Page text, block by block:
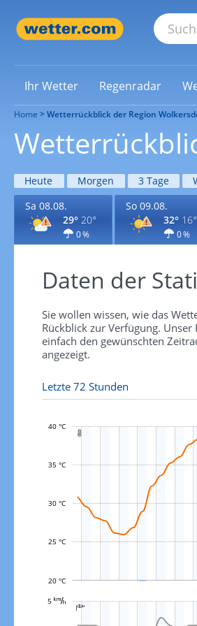
Ihr Wetter Regenradar
Home Wetterrückblick der Region
Heute Morgen 3 Tage
Sa 08.08.
29° 20°
0 %
So 09.08.
32° 16°
0 %
Daten der
Sie wollen wissen, wie das
Rückblick zur Verfügung.
einfach den gewünschten
angezeigt.

20 °C
30 °C
40 °C
35 °C
25 °C

5 